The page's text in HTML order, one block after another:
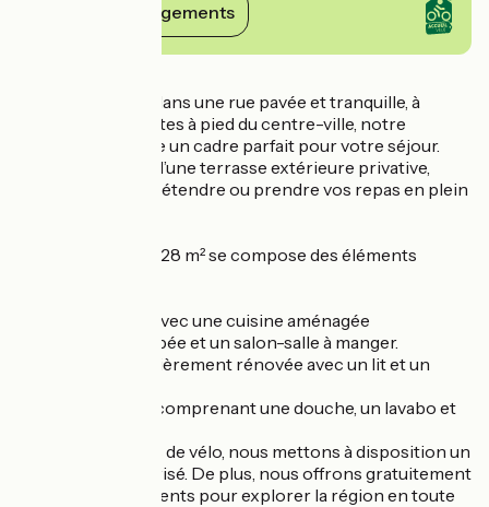
Voir ses engagements
Idéalement situé dans une rue pavée et tranquille, à
seulement 2 minutes à pied du centre-ville, notre
appartement offre un cadre parfait pour votre séjour.
Vous disposerez d’une terrasse extérieure privative,
idéale pour vous détendre ou prendre vos repas en plein
L’appartement de 28 m² se compose des éléments
Une pièce de vie avec une cuisine aménagée
entièrement équipée et un salon-salle à manger.
Une chambre entièrement rénovée avec un lit et un
Une salle de bain comprenant une douche, un lavabo et
Pour les amateurs de vélo, nous mettons à disposition un
local à vélos sécurisé. De plus, nous offrons gratuitement
des vélos à nos clients pour explorer la région en toute